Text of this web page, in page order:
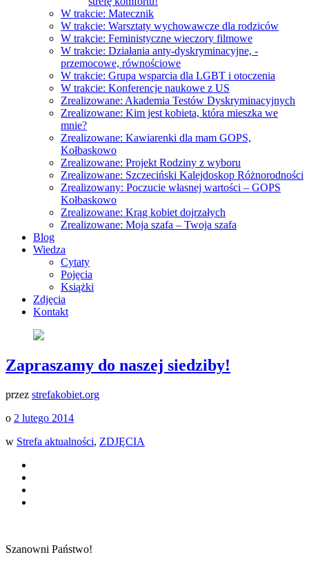
W trakcie: Matecznik
W trakcie: Warsztaty wychowawcze dla rodziców
W trakcie: Feministyczne wieczory filmowe
W trakcie: Działania anty-dyskryminacyjne, -
przemocowe, równościowe
W trakcie: Grupa wsparcia dla LGBT i otoczenia
W trakcie: Konferencje naukowe z US
Zrealizowane: Akademia Testów Dyskryminacyjnych
Zrealizowane: Kim jest kobieta, która mieszka we
mnie?
Zrealizowane: Kawiarenki dla mam GOPS,
Kołbaskowo
Zrealizowane: Projekt Rodziny z wyboru
Zrealizowane: Szczeciński Kalejdoskop Różnorodności
Zrealizowany: Poczucie własnej wartości – GOPS
Kołbaskowo
Zrealizowane: Krąg kobiet dojrzałych
Zrealizowane: Moja szafa – Twoja szafa
Blog
Wiedza
Cytaty
Pojęcia
Książki
Zdjęcia
Kontakt
Zapraszamy do naszej siedziby!
przez strefakobiet.org
o 2 lutego 2014
w Strefa aktualności, ZDJĘCIA
Szanowni Państwo!